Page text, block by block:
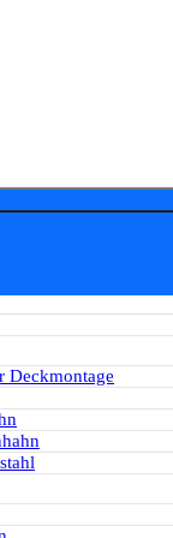
Deckmontage